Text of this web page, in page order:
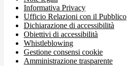
Informativa Privacy
Ufficio Relazioni con il Pubblico
Dichiarazione di accessibilità
Obiettivi di accessibilità
Whistleblowing
Gestione consensi cookie
Amministrazione trasparente